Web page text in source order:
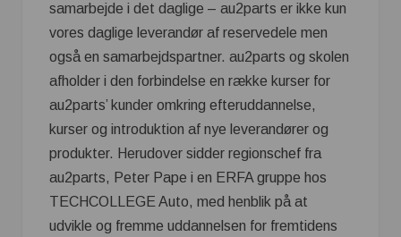
samarbejde i det daglige – au2parts er ikke kun
vores daglige leverandør af reservedele men
også en samarbejdspartner. au2parts og skolen
afholder i den forbindelse en række kurser for
au2parts’ kunder omkring efteruddannelse,
kurser og introduktion af nye leverandører og
produkter. Herudover sidder regionschef fra
au2parts, Peter Pape i en ERFA gruppe hos
TECHCOLLEGE Auto, med henblik på at
udvikle og fremme uddannelsen for fremtidens